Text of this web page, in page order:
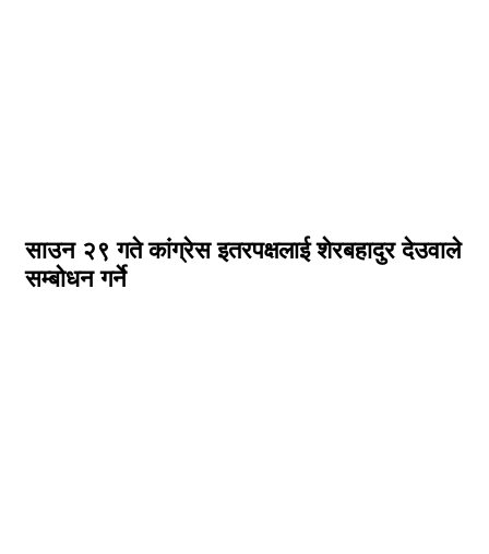
साउन २९ गते कांग्रेस इतरपक्षलाई शेरबहादुर देउवाले
सम्बोधन गर्ने